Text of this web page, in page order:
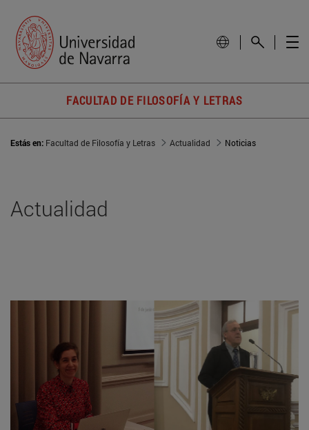
FACULTAD DE FILOSOFÍA Y LETRAS
Estás en: Facultad de Filosofía y Letras Actualidad Noticias
Actualidad